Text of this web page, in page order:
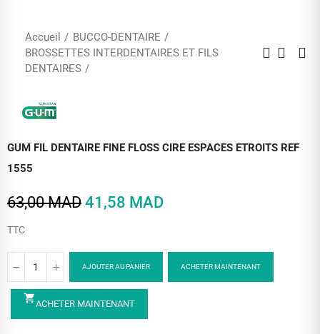
Accueil
BUCCO-DENTAIRE
BROSSETTES INTERDENTAIRES ET FILS
DENTAIRES
GUM FIL DENTAIRE FINE FLOSS CIRE ESPACES ETROITS REF
1555
63,00 MAD 41,58 MAD
TTC
AJOUTER AU PANIER ACHETER MAINTENANT
shopping_cartACHETER MAINTENANT